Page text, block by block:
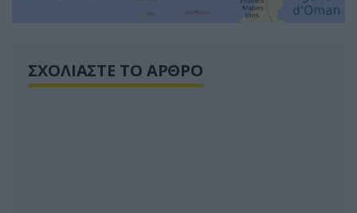
ΣΧΟΛΙΑΣΤΕ ΤΟ ΑΡΘΡΟ